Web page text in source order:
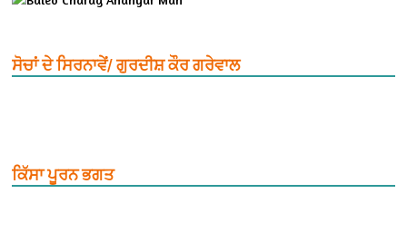
ਸੋਚਾਂ ਦੇ ਸਿਰਨਾਵੇਂ/ ਗੁਰਦੀਸ਼ ਕੌਰ ਗਰੇਵਾਲ
ਕਿੱਸਾ ਪੂਰਨ ਭਗਤ